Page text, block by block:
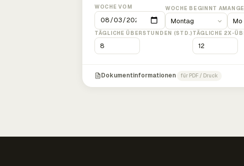
WOCHE VOM WOCHE BEGINNT AM
TÄGLICHE ÜBERSTUNDEN (STD.)TÄGLICHE 2X-
Dokumentinformationen für PDF / Druck